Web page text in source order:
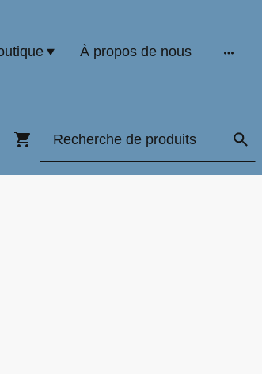
À propos de nous